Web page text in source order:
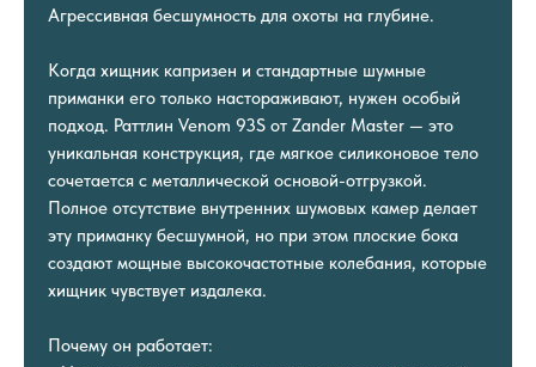
Агрессивная бесшумность для охоты на глубине.
Когда хищник капризен и стандартные шумные
приманки его только настораживают, нужен особый
подход. Раттлин Venom 93S от Zander Master — это
уникальная конструкция, где мягкое силиконовое тело
сочетается с металлической основой-отгрузкой.
Полное отсутствие внутренних шумовых камер делает
эту приманку бесшумной, но при этом плоские бока
создают мощные высокочастотные колебания, которые
хищник чувствует издалека.
Почему он работает: